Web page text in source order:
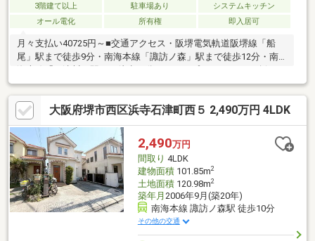
3階建て以上 駐車場あり
システムキッチン
オール電化
所有権 即入居可
月々支払い40725円～■交通アクセス・阪堺電気軌道阪堺線「船
尾」駅まで徒歩9分・南海本線「諏訪ノ森」駅まで徒歩12分・南
海本線「石津川」駅まで徒歩16分■DKは、プライバシーを確保し
やすい2階部分に配置されています。■廊下や和室、各洋室に収納
スペースが備わっています。■バルコニーは2階と3階の2ヶ所に設
置。■2025年11月、内装一部リフォーム済み！トイレなどを交換
済♪■生活利便施設が身近に揃う、ご家族で暮らしやすい住環境で
す。■周辺環境・セブンイレブン堺浜寺船尾町西店 徒歩2分・サ
ンディ諏訪ノ森店 徒歩9分・浜寺東小学校 徒歩4分・浜寺船尾
第3公園 徒歩1分
大阪府堺市西区浜寺石津町西５ 2,490万円 4LDK
2,490万円
間取り 4LDK
建物面積101.85m2
土地面積120.98m2
築年月 2006年9月(築20年)
南海本線 諏訪ノ森駅 徒歩10分
その他の交通